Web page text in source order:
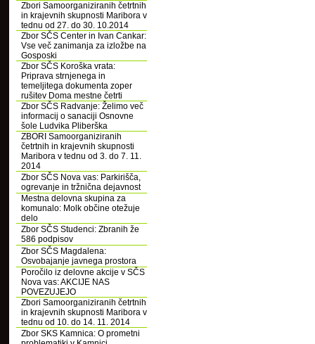
Zbori Samoorganiziranih četrtnih
in krajevnih skupnosti Maribora v
tednu od 27. do 30. 10.2014
Zbor SČS Center in Ivan Cankar:
Vse več zanimanja za izložbe na
Gosposki
Zbor SČS Koroška vrata:
Priprava strnjenega in
temeljitega dokumenta zoper
rušitev Doma mestne četrti
Zbor SČS Radvanje: Želimo več
informacij o sanaciji Osnovne
šole Ludvika Pliberška
ZBORI Samoorganiziranih
četrtnih in krajevnih skupnosti
Maribora v tednu od 3. do 7. 11.
2014
Zbor SČS Nova vas: Parkirišča,
ogrevanje in tržnična dejavnost
Mestna delovna skupina za
komunalo: Molk občine otežuje
delo
Zbor SČS Studenci: Zbranih že
586 podpisov
Zbor SČS Magdalena:
Osvobajanje javnega prostora
Poročilo iz delovne akcije v SČS
Nova vas: AKCIJE NAS
POVEZUJEJO
Zbori Samoorganiziranih četrtnih
in krajevnih skupnosti Maribora v
tednu od 10. do 14. 11. 2014
Zbor SKS Kamnica: O prometni